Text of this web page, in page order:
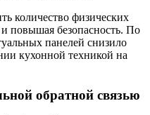
количество физических
повышая безопасность. По
панелей снизило
кухонной техникой на
обратной связью